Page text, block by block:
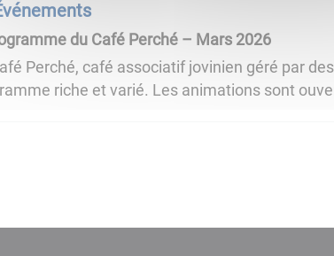
du Café Perché – Mars 2026
Perché, café associatif jovinien géré par
riche et varié. Les animations sont